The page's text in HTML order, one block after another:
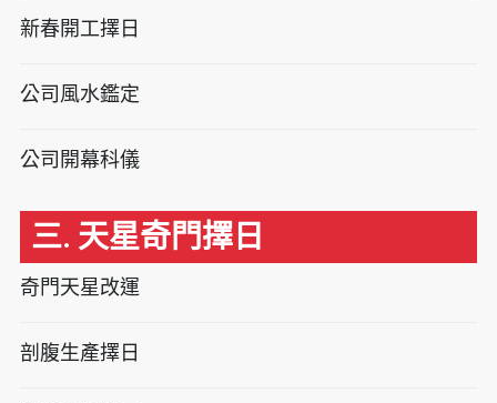
新春開工擇日
公司風水鑑定
公司開幕科儀
三. 天星奇門擇日
奇門天星改運
剖腹生產擇日